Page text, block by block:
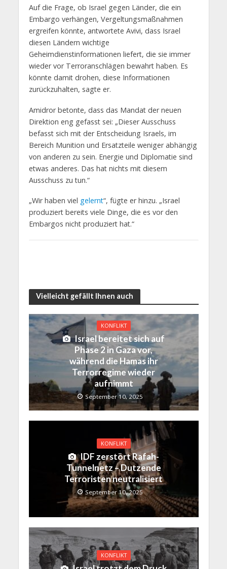
Auf die Frage, ob Israel gegen Länder, die ein
Embargo verhängen, Vergeltungsmaßnahmen
ergreifen könnte, antwortete Avivi, dass Israel
diesen Ländern wichtige
Geheimdienstinformationen liefert, die sie immer
wieder vor Terroranschlägen bewahrt haben. Es
könnte damit drohen, diese Informationen
zurückzuhalten, sagte er.
Amidror betonte, dass das Mandat der neuen
Direktion eng gefasst sei: „Dieser Ausschuss
befasst sich mit der Entscheidung Israels, im
Bereich Munition und Ersatzteile weniger abhängig
von anderen zu sein. Energie und Diplomatie sind
etwas anderes. Das hat nichts mit diesem
Ausschuss zu tun.“
„Wir haben viel gelernt“, fügte er hinzu. „Israel
produziert bereits viele Dinge, die es vor den
Embargos nicht produziert hat.“
Vielleicht gefällt Ihnen auch
KONFLIKT
Israel bereitet sich auf
Phase 2 in Gaza vor,
während die Hamas ihr
Terrorregime wieder
aufnimmt
September 10, 2025
KONFLIKT
IDF zerstört Rafah-
Tunnelnetz – Dutzende
Terroristen neutralisiert
September 10, 2025
KONFLIKT